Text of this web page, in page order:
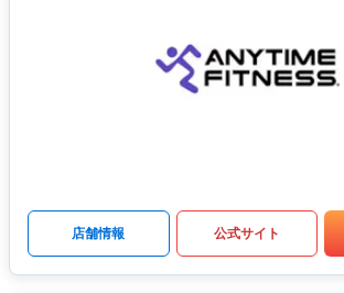
店舗情報 公式サイト